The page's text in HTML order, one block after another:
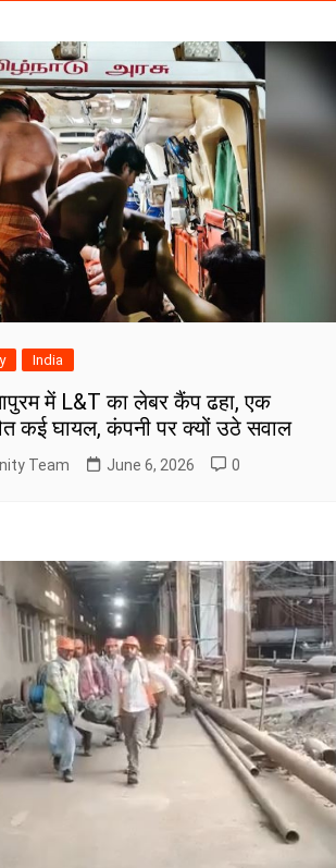
India
में L&T का लेबर कैंप ढहा, एक
कई घायल, कंपनी पर क्यों उठे सवाल
Team June 6, 2026 0